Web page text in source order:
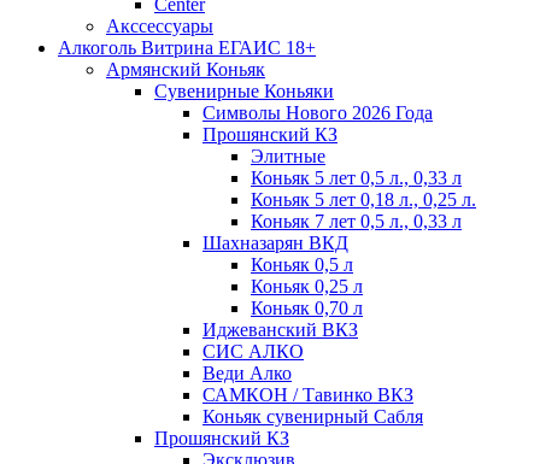
Сenter
Акссессуары
Алкоголь Витрина ЕГАИС 18+
Армянский Коньяк
Сувенирные Коньяки
Символы Нового 2026 Года
Прошянский КЗ
Элитные
Коньяк 5 лет 0,5 л., 0,33 л
Коньяк 5 лет 0,18 л., 0,25 л.
Коньяк 7 лет 0,5 л., 0,33 л
Шахназарян ВКД
Коньяк 0,5 л
Коньяк 0,25 л
Коньяк 0,70 л
Иджеванский ВКЗ
СИС АЛКО
Веди Алко
САМКОН / Тавинко ВКЗ
Коньяк сувенирный Сабля
Прошянский КЗ
Эксклюзив